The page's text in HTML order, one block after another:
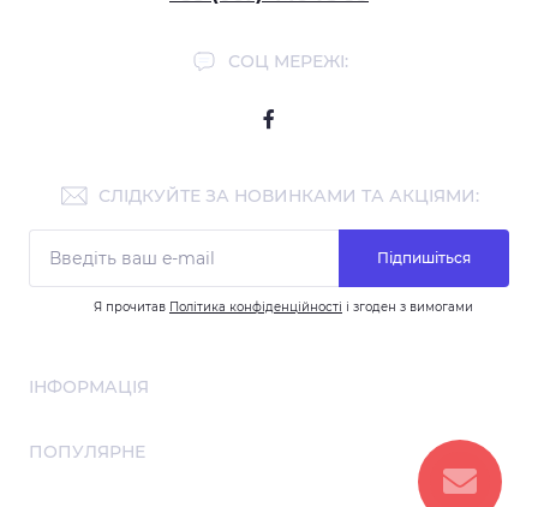
СОЦ МЕРЕЖІ:
СЛІДКУЙТЕ ЗА НОВИНКАМИ ТА АКЦІЯМИ:
Підпишіться
Я прочитав Політика конфіденційності і згоден з вимогами
ІНФОРМАЦІЯ
Про нас
ПОПУЛЯРНЕ